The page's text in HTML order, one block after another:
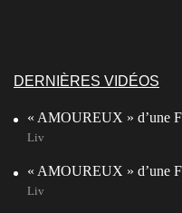
DERNIÈRES VIDÉOS
« AMOUREUX » d’une
Liv
« AMOUREUX » d’une
Liv